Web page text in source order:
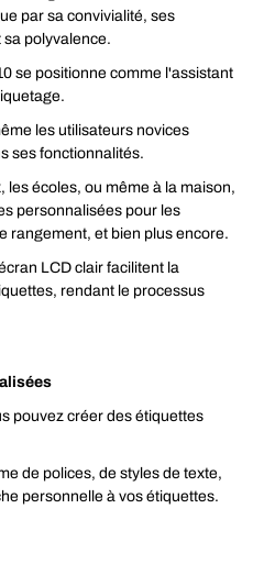
par sa convivialité, ses
polyvalence.
se positionne comme l'assistant
les utilisateurs novices
ses fonctionnalités.
les écoles, ou même à la maison,
personnalisées pour les
rangement, et bien plus encore.
LCD clair facilitent la
rendant le processus
pouvez créer des étiquettes
de polices, de styles de texte,
personnelle à vos étiquettes.